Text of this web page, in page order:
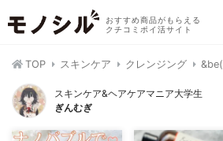
おすすめ商品がもらえる
クチコミポイ活サイト
TOP スキンケア クレンジング
スキンケア&ヘアケアマニア大学生
ぎんむぎ